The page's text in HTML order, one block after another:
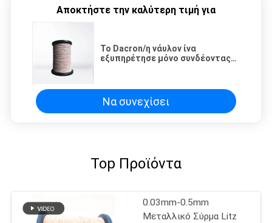
Αποκτήστε την καλύτερη τιμή για
Το Dacron/η νάυλον ίνα
εξυπηρέτησε μόνο συνδέοντας
Να συνεχίσει
Top Προϊόντα
0.03mm-0.5mm
Μεταλλικό Σύρμα Litz